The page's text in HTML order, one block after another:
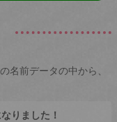
名前データの中から、
りました！